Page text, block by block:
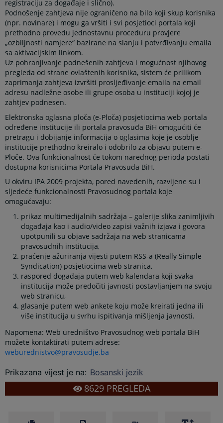
registraciju za događaje i slično).
Podnošenje zahtjeva nije ograničeno na bilo koji skup korisnika
(npr. novinare) i mogu ga vršiti i svi posjetioci portala koji
prethodno provedu jednostavnu proceduru provjere
„ozbiljnosti namjere“ bazirane na slanju i potvrđivanju emaila
sa aktivacijskim linkom.
Uz pohranjivanje podnešenih zahtjeva i mogućnost njihovog
pregleda od strane ovlaštenih korisnika, sistem će prilikom
zaprimanja zahtjeva izvršiti prosljeđivanje emaila na email
adresu nadležne osobe ili grupe osoba u instituciji kojoj je
zahtjev podnesen.
Elektronska oglasna ploča (e-Ploča) posjetiocima web portala
određene institucije ili portala pravosuđa BiH omogućiti će
pretragu i dobijanje informacija o oglasima koje je osoblje
institucije prethodno kreiralo i odobrilo za objavu putem e-
Ploče. Ova funkcionalnost će tokom narednog perioda postati
dostupna korisnicima Portala Pravosuđa BiH.
U okviru IPA 2009 projekta, pored navedenih, razvijene su i
sljedeće funkcionalnosti Pravosudnog portala koje
omogućavaju:
prikaz multimedijalnih sadržaja – galerije slika zanimljivih
događaja kao i audio/video zapisi važnih izjava i govora
upotpunili su objave sadržaja na web stranicama
pravosudnih institucija,
praćenje ažuriranja vijesti putem RSS-a (Really Simple
Syndication) posjetiocima web stranica,
raspored događaja putem web kalendara koji svaka
institucija može predočiti javnosti postavljanjem na svoju
web stranicu,
glasanje putem web ankete koju može kreirati jedna ili
više institucija u svrhu ispitivanja mišljenja javnosti.
Napomena: Web uredništvo Pravosudnog web portala BiH
možete kontaktirati putem adrese:
weburednistvo@pravosudje.ba
Prikazana vijest je na: Bosanski jezik
8629PREGLEDA